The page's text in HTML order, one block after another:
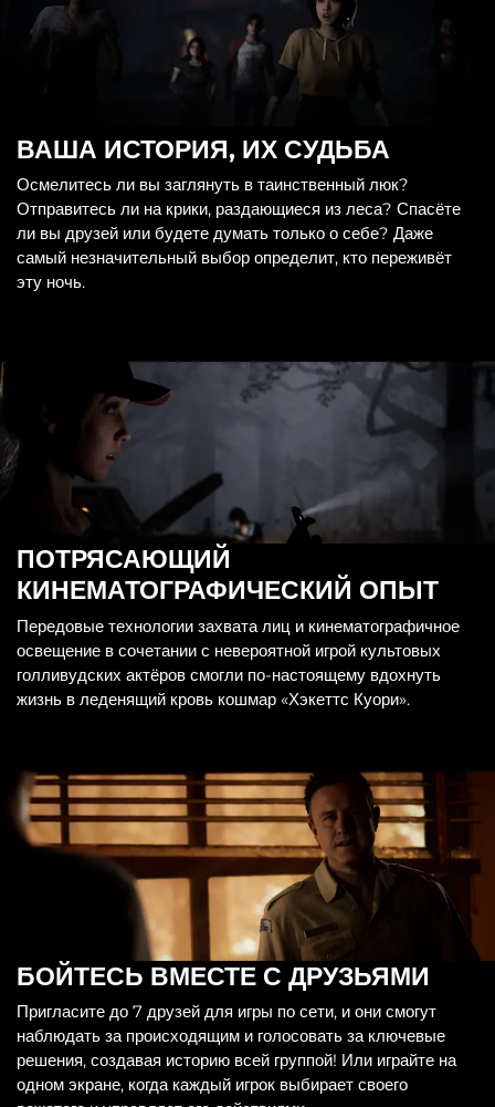
ВАША ИСТОРИЯ, ИХ СУДЬБА
Осмелитесь ли вы заглянуть в таинственный люк?
Отправитесь ли на крики, раздающиеся из леса? Спасёте
ли вы друзей или будете думать только о себе? Даже
самый незначительный выбор определит, кто переживёт
эту ночь.
ПОТРЯСАЮЩИЙ
КИНЕМАТОГРАФИЧЕСКИЙ ОПЫТ
Передовые технологии захвата лиц и кинематографичное
освещение в сочетании с невероятной игрой культовых
голливудских актёров смогли по-настоящему вдохнуть
жизнь в леденящий кровь кошмар «Хэкеттс Куори».
БОЙТЕСЬ ВМЕСТЕ С ДРУЗЬЯМИ
Пригласите до 7 друзей для игры по сети, и они смогут
наблюдать за происходящим и голосовать за ключевые
решения, создавая историю всей группой! Или играйте на
одном экране, когда каждый игрок выбирает своего